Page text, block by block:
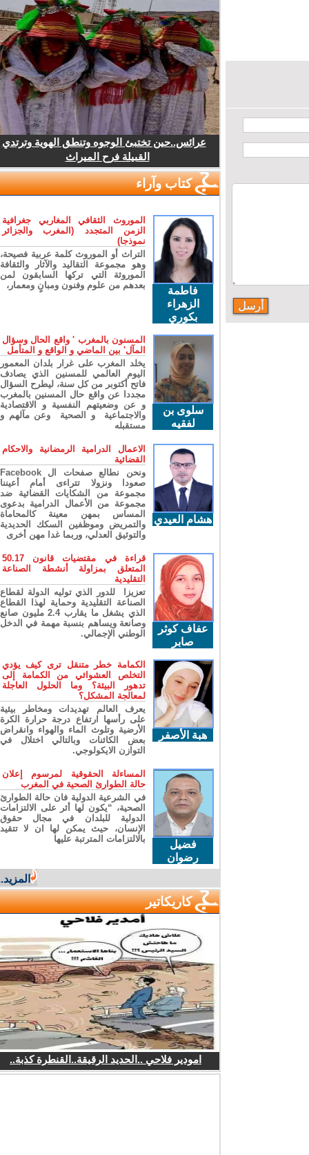
عرائس..حين تختبئ الوجوه وتنطق الهوية وترتدي
القبيلة فرح الميراث
كتاب وآراء
فاطمة
الزهراء
بكوري
الموروث الثقافي المغاربي جغرافية
الزمن المتجدد (المغرب والجزائر
نموذجا)
التراث أو الموروث كلمة عربية فصيحة،
وهو مجموعة التقاليد والآثار والثقافة
الموروثة التي تركها السابقون لمن
بعدهم من علوم وفنون ومبانٍ ومعمار،
سلوى بن
لفقيه
المسنون بالمغرب ' واقع الحال وسؤال
المآل' بين الماضي و الواقع و المتأمل
يخلد المغرب على غرار بلدان المعمور
اليوم العالمي للمسنين الذي يصادف
فاتح أكتوبر من كل سنة، ليطرح السؤال
مجددا عن واقع حال المسنين بالمغرب
و عن وضعيتهم النفسية و الاقتصادية
والاجتماعية و الصحية وعن مآلهم و
مستقبله
هشام العيدي
الاعمال الدرامية الرمضانية والاحكام
القضائية
ونحن نطالع صفحات ال Facebook
صعودا ونزولا تتراءى أمام أعيننا
مجموعة من الشكايات القضائية ضد
مجموعة من الأعمال الدرامية بدعوى
المساس بمهن معينة كالمحاماة
والتمريض وموظفين السكك الحديدية
والتوثيق العدلي، وربما غدا مهن أخرى
عفاف كوثر
صابر
قراءة في مقتضيات قانون 50.17
المتعلق بمزاولة أنشطة الصناعة
التقليدية
تعزيزا للدور الذي توليه الدولة لقطاع
الصناعة التقليدية وحماية لهذا القطاع
الذي يشغل ما يقارب 2.4 مليون صانع
وصانعة ويساهم بنسبة مهمة في الدخل
الوطني الإجمالي.
هبة الأصفر
الكمامة خطر متنقل ترى كيف يؤدي
التخلص العشوائي من الكمامة إلى
تدهور البيئة؟ وما الحلول العاجلة
لمعالجة المشكل؟
يعرف العالم تهديدات ومخاطر بيئية
على رأسها ارتفاع درجة حرارة الكرة
الأرضية وتلوث الماء والهواء وانقراض
بعض الكائنات وبالتالي اختلال في
التوازن الايكولوجي.
فضيل
رضوان
المساءلة الحقوقية لمرسوم إعلان
حالة الطوارئ الصحية في المغرب
في الشرعية الدولية فان حالة الطوارئ
الصحية، “يكون لها أثر على الالتزامات
الدولية للبلدان في مجال حقوق
الإنسان، حيث يمكن لها ان لا تتقيد
بالالتزامات المترتبة عليها
المزيد...
كاريكاتير
امودير فلاحي ..الحديد الرقيقة..القنطرة كذبة..